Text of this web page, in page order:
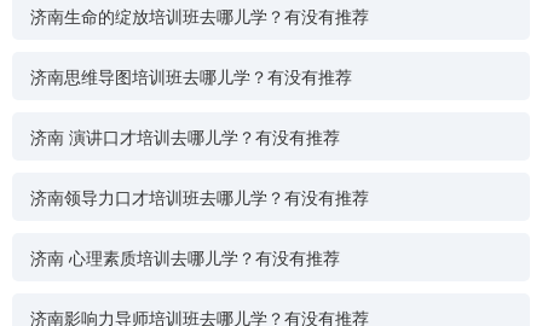
济南生命的绽放培训班去哪儿学？有没有推荐
济南思维导图培训班去哪儿学？有没有推荐
济南 演讲口才培训去哪儿学？有没有推荐
济南领导力口才培训班去哪儿学？有没有推荐
济南 心理素质培训去哪儿学？有没有推荐
济南影响力导师培训班去哪儿学？有没有推荐